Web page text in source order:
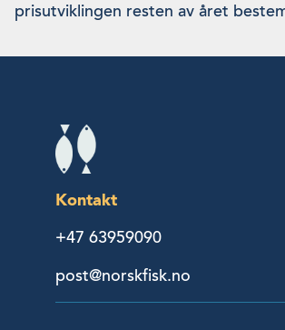
prisutviklingen resten av året
Kontakt
+47 63959090
post@norskfisk.no